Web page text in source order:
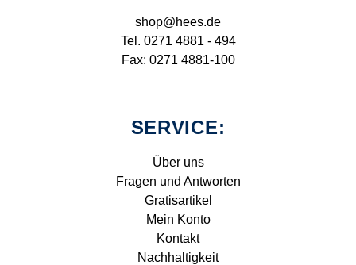
shop@hees.de
Tel. 0271 4881 - 494
Fax: 0271 4881-100
SERVICE:
Über uns
Fragen und Antworten
Gratisartikel
Mein Konto
Kontakt
Nachhaltigkeit